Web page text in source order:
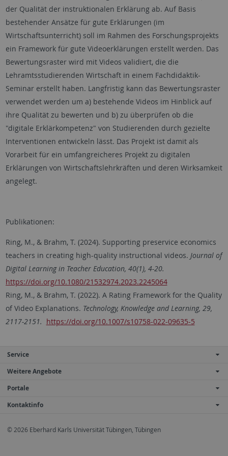
der Qualität der instruktionalen Erklärung ab. Auf Basis
bestehender Ansätze für gute Erklärungen (im
Wirtschaftsunterricht) soll im Rahmen des Forschungsprojekts
ein Framework für gute Videoerklärungen erstellt werden. Das
Bewertungsraster wird mit Videos validiert, die die
Lehramtsstudierenden Wirtschaft in einem Fachdidaktik-
Seminar erstellt haben. Langfristig kann das Bewertungsraster
verwendet werden um a) bestehende Videos im Hinblick auf
ihre Qualität zu bewerten und b) zu überprüfen ob die
"digitale Erklärkompetenz" von Studierenden durch gezielte
Interventionen entwickeln lässt. Das Projekt ist damit als
Vorarbeit für ein umfangreicheres Projekt zu digitalen
Erklärungen von Wirtschaftslehrkräften und deren Wirksamkeit
angelegt.
Publikationen:
Ring, M., & Brahm, T. (2024). Supporting preservice economics
teachers in creating high-quality instructional videos. Journal of
Digital Learning in Teacher Education, 40(1), 4-20.
https://doi.org/10.1080/21532974.2023.2245064
Ring, M., & Brahm, T. (2022). A Rating Framework for the Quality
of Video Explanations. Technology, Knowledge and Learning, 29,
2117-2151. https://doi.org/10.1007/s10758-022-09635-5
Service
Weitere Angebote
Portale
Kontaktinfo
© 2026 Eberhard Karls Universität Tübingen, Tübingen